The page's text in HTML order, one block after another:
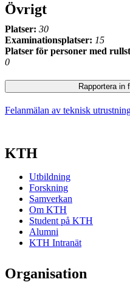
Övrigt
Platser: 30
Examinationsplatser: 15
Platser för personer med
0
Rapportera in
Felanmälan av teknisk
KTH
Utbildning
Forskning
Samverkan
Om KTH
Student på KTH
Alumni
KTH Intranät
Organisation